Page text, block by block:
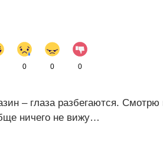
0 0 0
– глаза разбегаются.
ничего не вижу…